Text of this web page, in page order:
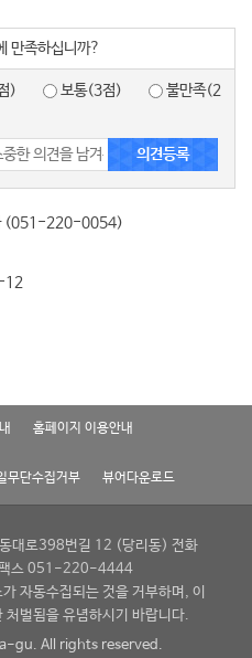
만족하십니까?
) 보통(3점)
(051-220-0054)
12
홈페이지 이용안내
무단수집거부 뷰어다운로드
대로398번길 12 (당리동) 전화
스 051-220-4444
자동수집되는 것을 거부하며, 이
처벌됨을 유념하시기 바랍니다.
gu. All rights reserved.